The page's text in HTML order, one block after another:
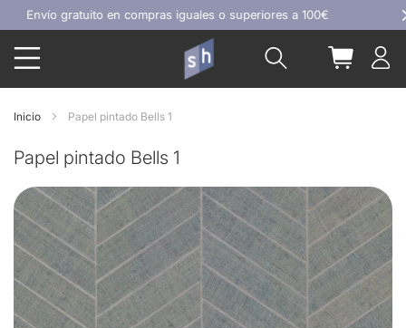
Ir
al
contenido
gratuito en compras iguales o superiores a 100€
Buscar Mi
Inicio Papel pintado Bells 1
Papel pintado Bells 1
Skip
to
end
the
images
gallery